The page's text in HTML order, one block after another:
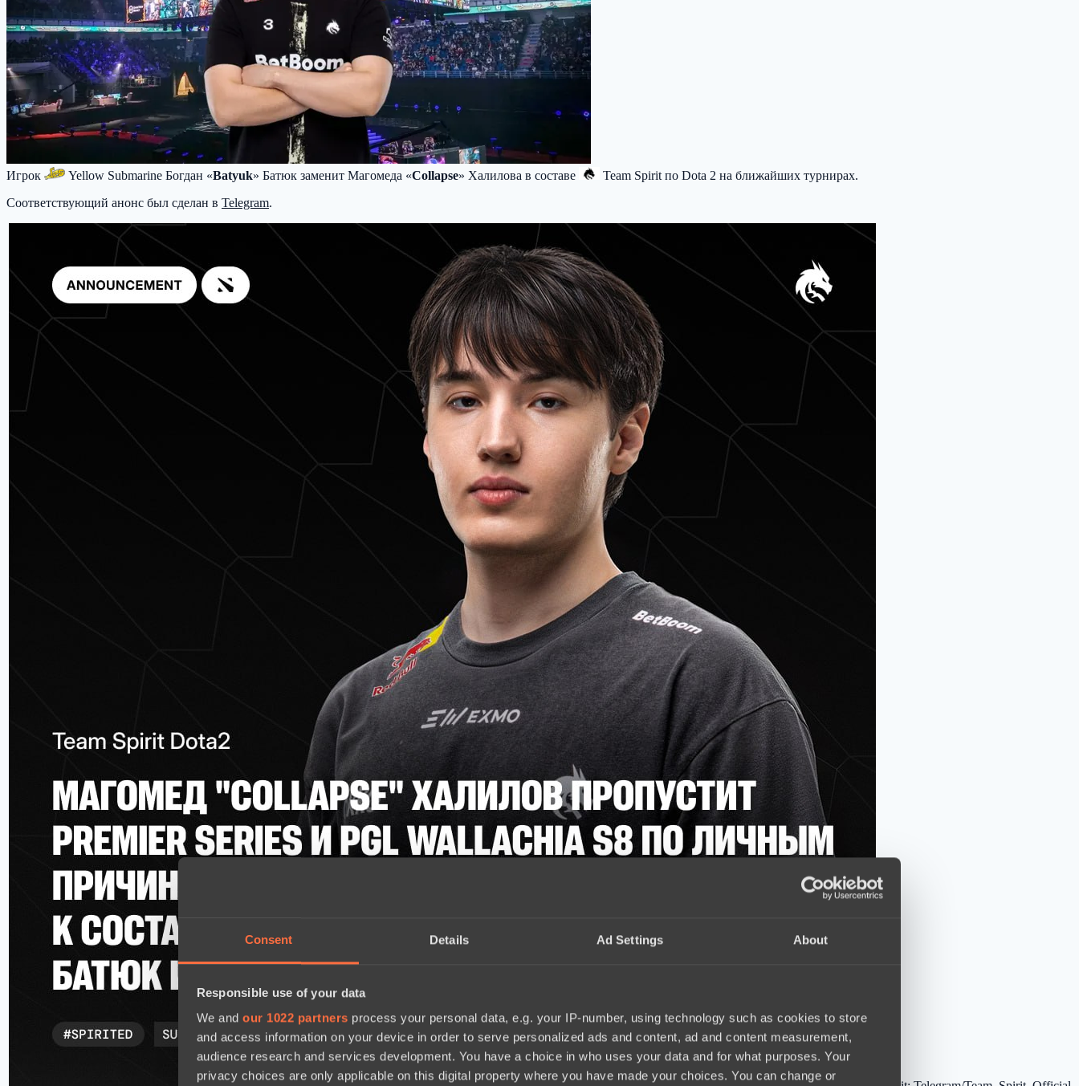
Consent Details Ad Settings About
Responsible use of your data
We and our 1022 partners process your personal data, e.g. your IP-number, using technology such as cookies to store
and access information on your device in order to serve personalized ads and content, ad and content measurement,
audience research and services development. You have a choice in who uses your data and for what purposes. Your
privacy choices are only applicable on this digital property where you have made your choices. You can change or
Игрок Yellow Submarine Богдан «Batyuk» Батюк заменит Магомеда «Collapse» Халилова в составе Team Spirit по Dota 2 на ближайших турнирах.
Соответствующий анонс был сделан в Telegram.